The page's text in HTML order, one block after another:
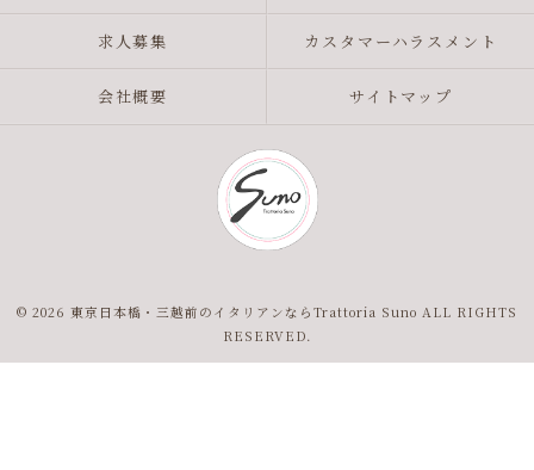
求人募集 カスタマーハラスメント
会社概要 サイトマップ
© 2026 東京日本橋・三越前のイタリアンならTrattoria Suno ALL RIGHTS
RESERVED.